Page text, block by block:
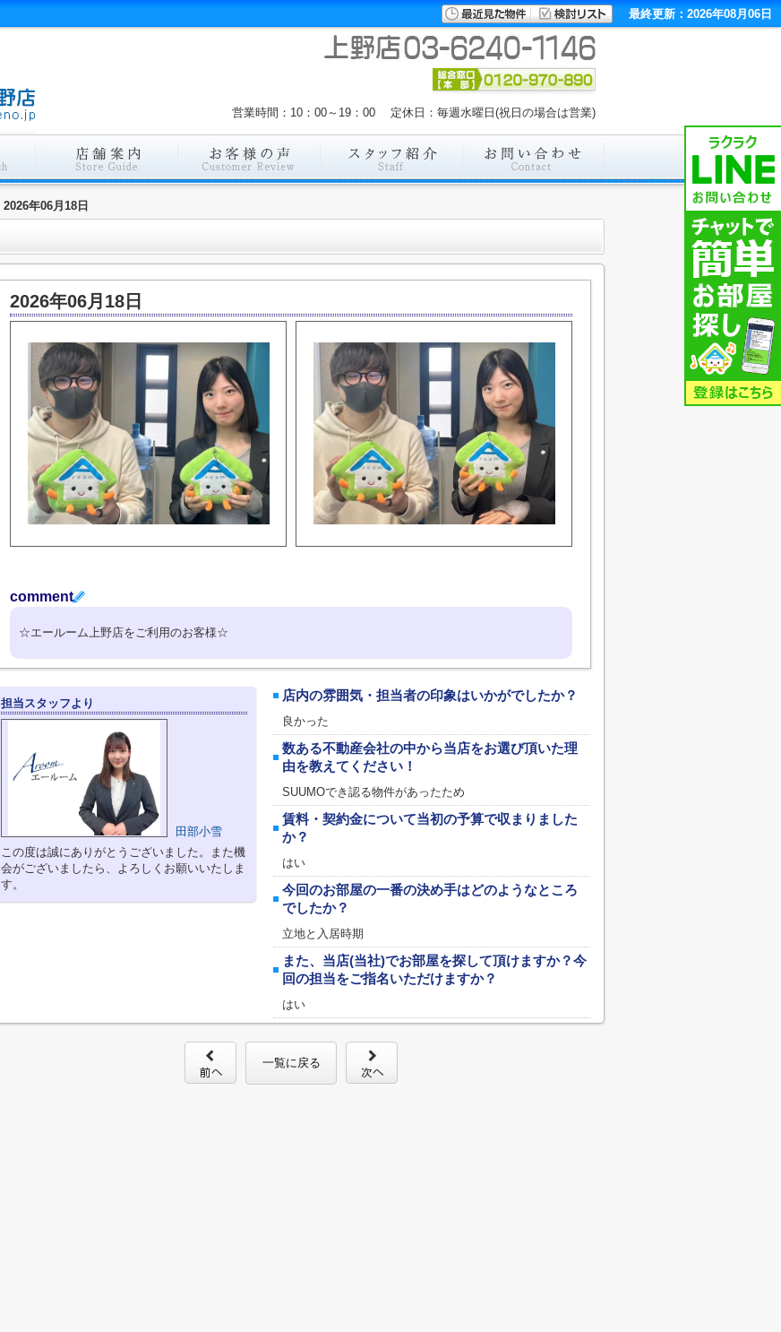
最終更新：2026年08月06日
営業時間：10：00～19：00 定休日：毎週水曜日(祝日の場合は営業)
2026年06月18日
2026年06月18日
comment
☆エールーム上野店をご利用のお客様☆
担当スタッフより
田部小雪
この度は誠にありがとうございました。また機
会がございましたら、よろしくお願いいたしま
す。
店内の雰囲気・担当者の印象はいかがでしたか？
良かった
数ある不動産会社の中から当店をお選び頂いた理
由を教えてください！
SUUMOでき認る物件があったため
賃料・契約金について当初の予算で収まりました
か？
はい
今回のお部屋の一番の決め手はどのようなところ
でしたか？
立地と入居時期
また、当店(当社)でお部屋を探して頂けますか？今
回の担当をご指名いただけますか？
はい
一覧に戻る